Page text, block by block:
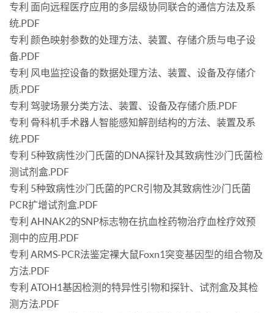
专利 面向远程医疗应用的多层级协同联合的通信方法及系
统.PDF
专利 颜色映射参数的处理方法、装置、存储介质与电子设
备.PDF
专利 风电监控设备的数据处理方法、装置、设备及存储介
质.PDF
专利 驾驶场景分类方法、装置、设备及存储介质.PDF
专利 骨科机手术器人智能感知解剖结构的方法、装置及系
统.PDF
专利 5种致病性沙门氏菌的DNA探针及其致病性沙门氏菌检
测试剂盒.PDF
专利 5种致病性沙门氏菌的PCR引物及其致病性沙门氏菌
PCR扩增试剂盒.PDF
专利 AHNAK2的SNP标志物在抗血栓药物治疗血栓疗效预
测中的应用.PDF
专利 ARMS-PCR法鉴定裸大鼠Foxn1突变基因型的组合物及
方法.PDF
专利 ATOH1基因检测的特异性引物和探针、试剂盒及其检
测方法.PDF